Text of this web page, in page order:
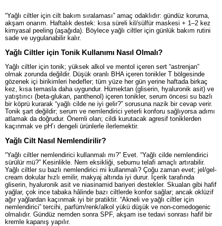
“Yağlı ciltler için cilt bakım sıralaması” amaç odaklıdır: gündüz koruma,
akşam onarım. Haftalık destek: kısa süreli kil/sülfür maskesi + 1–2 kez
kimyasal peeling (aşağıda). Böylece yağlı ciltler için günlük bakım rutini
sade ve uygulanabilir kalır.
Yağlı Ciltler için Tonik Kullanımı Nasıl Olmalı?
Yağlı ciltler için tonik; yüksek alkol ve mentol içeren sert “astrenjan”
olmak zorunda değildir. Düşük oranlı BHA içeren tonikler T bölgesinde
gözenek içi birikimleri hedefler; tüm yüze her gün yerine haftada birkaç
kez, kısa temasla daha uygundur. Hümektan (gliserin, hyaluronik asit) ve
yatıştırıcı (beta-glukan, panthenol) içeren tonikler, serum öncesi su bazlı
bir köprü kurarak “yağlı cilde ne iyi gelir?” sorusuna nazik bir cevap verir.
Tonik şart değildir; serum ve nemlendirici yeterli konforu sağlıyorsa adımı
atlamak da doğrudur. Önemli olan; cildi kurutacak agresif toni̇klerden
kaçınmak ve pH’ı dengeli ürünlerle ilerlemektir.
Yağlı Cilt Nasıl Nemlendirilir?
“Yağlı ciltler nemlendirici kullanmalı mı?” Evet. “Yağlı cilde nemlendirici
sürülür mü?” Kesinlikle. Nem eksikliği, sebumu telafi amaçlı artırabilir.
Yağlı ciltler su bazlı nemlendirici mi kullanmalı? Çoğu zaman evet; jel/gel-
cream dokular hızlı emilir, makyaj altında iyi durur. İçerik tarafında
gliserin, hyaluronik asit ve niasinamid bariyeri destekler. Skualan gibi hafif
yağlar, çok ince tabaka hâlinde bazı ciltlerde konfor sağlar; ancak oklüzif
ağır yağlardan kaçınmak iyi bir pratiktir. “Akneli ve yağlı ciltler için
nemlendirici” tercihi, parfüm/renk/alkol yükü düşük ve non-comedogenic
olmalıdır. Gündüz nemden sonra SPF, akşam ise tedavi sonrası hafif bir
kremle kapanış yapılır.